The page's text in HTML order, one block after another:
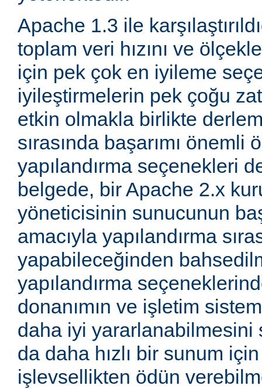
Apache 1.3 ile
toplam veri hızını ve
için pek çok en iyileme
iyileştirmelerin pek çoğu
etkin olmakla birlikte
sırasında başarımı
yapılandırma seçenekleri
belgede, bir Apache 2.x
yöneticisinin sunucunun
amacıyla yapılandırma
yapabileceğinden
yapılandırma
donanımın ve işletim
daha iyi yararlanabilmesini
da daha hızlı bir sunum
işlevsellikten ödün